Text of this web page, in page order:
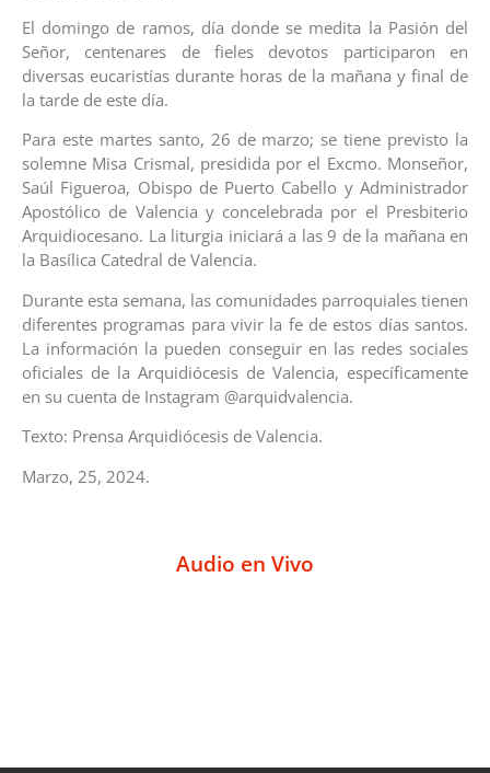
El domingo de ramos, día donde se medita la Pasión del
Señor, centenares de fieles devotos participaron en
diversas eucaristías durante horas de la mañana y final de
la tarde de este día.
Para este martes santo, 26 de marzo; se tiene previsto la
solemne Misa Crismal, presidida por el Excmo. Monseñor,
Saúl Figueroa, Obispo de Puerto Cabello y Administrador
Apostólico de Valencia y concelebrada por el Presbiterio
Arquidiocesano. La liturgia iniciará a las 9 de la mañana en
la Basílica Catedral de Valencia.
Durante esta semana, las comunidades parroquiales tienen
diferentes programas para vivir la fe de estos días santos.
La información la pueden conseguir en las redes sociales
oficiales de la Arquidiócesis de Valencia, específicamente
en su cuenta de Instagram @arquidvalencia.
Texto: Prensa Arquidiócesis de Valencia.
Marzo, 25, 2024.
Audio en Vivo